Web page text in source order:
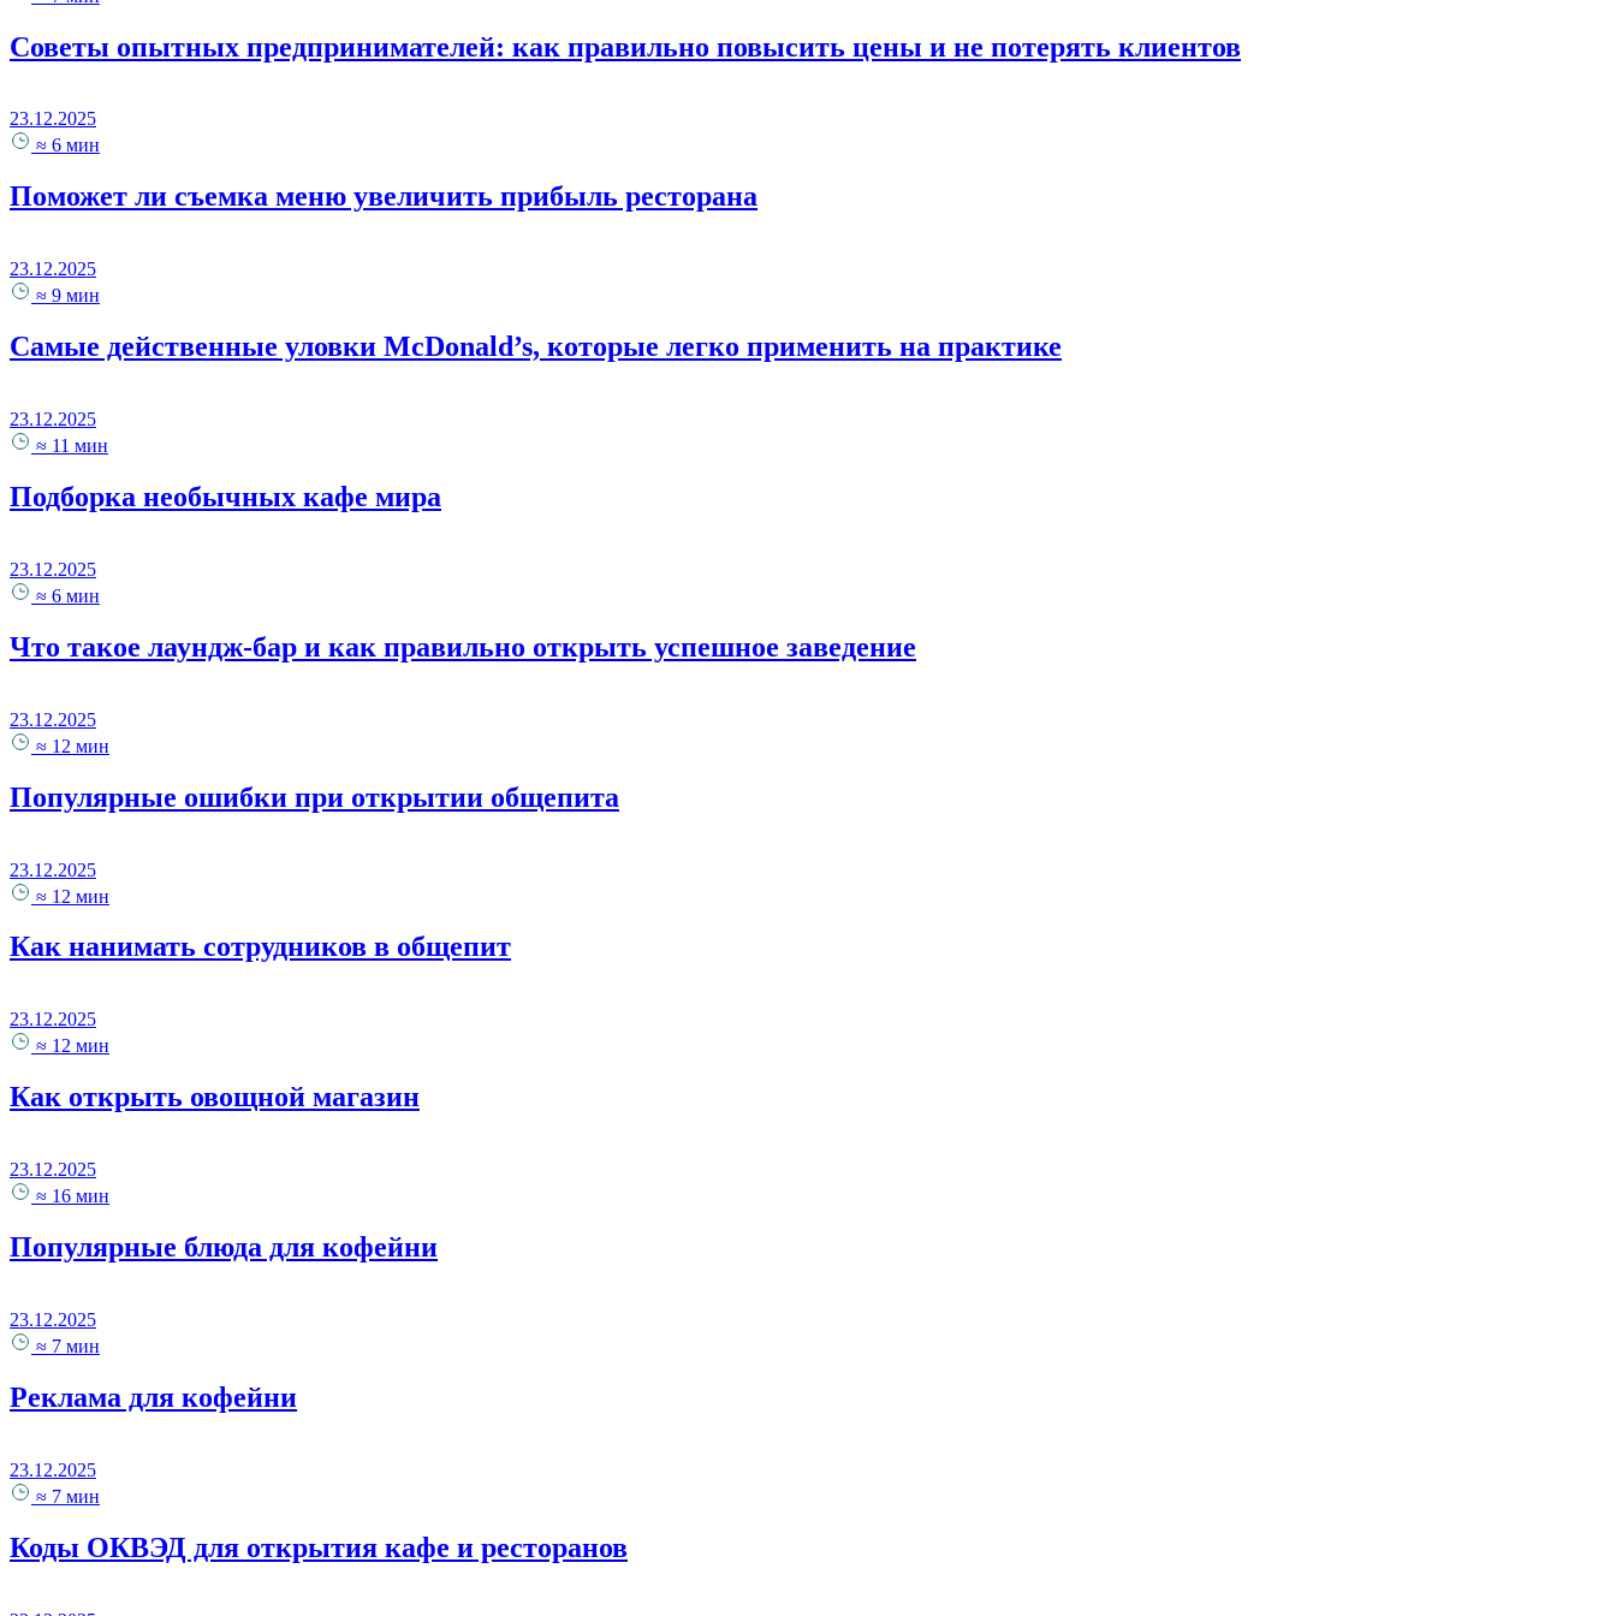
Советы опытных предпринимателей: как правильно повысить цены и не потерять клиентов
23.12.2025
≈ 6 мин
Поможет ли съемка меню увеличить прибыль ресторана
23.12.2025
≈ 9 мин
Самые действенные уловки McDonald’s, которые легко применить на практике
23.12.2025
≈ 11 мин
Подборка необычных кафе мира
23.12.2025
≈ 6 мин
Что такое лаундж-бар и как правильно открыть успешное заведение
23.12.2025
≈ 12 мин
Популярные ошибки при открытии общепита
23.12.2025
≈ 12 мин
Как нанимать сотрудников в общепит
23.12.2025
≈ 12 мин
Как открыть овощной магазин
23.12.2025
≈ 16 мин
Популярные блюда для кофейни
23.12.2025
≈ 7 мин
Реклама для кофейни
23.12.2025
≈ 7 мин
Коды ОКВЭД для открытия кафе и ресторанов